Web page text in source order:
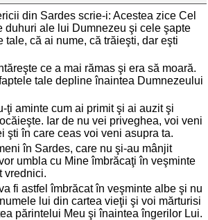
din Sardes scrie-i: Acestea zice Cel
duhuri ale lui Dumnezeu şi cele şapte
tale, că ai nume, că trăieşti, dar eşti
ce a mai rămas şi era să moară.
tale depline înaintea Dumnezeului
ţi aminte cum ai primit şi ai auzit şi
Iar de nu vei priveghea, voi veni
şti în care ceas voi veni asupra ta.
în Sardes, care nu şi-au mânjit
umbla cu Mine îmbrăcaţi în veşminte
vrednici.
fi astfel îmbrăcat în veşminte albe şi nu
lui din cartea vieţii şi voi mărturisi
părintelui Meu şi înaintea îngerilor Lui.